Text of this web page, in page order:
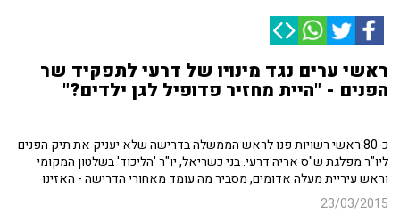
ראשי ערים נגד מינויו של דרעי לתפקיד שר
הפנים - "היית מחזיר פדופיל לגן ילדים?"
כ-80 ראשי רשויות פנו לראש הממשלה בדרישה שלא יעניק את תיק הפנים
ליו"ר מפלגת ש"ס אריה דרעי. בני כשריאל, יו"ר 'הליכוד' בשלטון המקומי
וראש עיריית מעלה אדומים, מסביר מה עומד מאחורי הדרישה - האזינו
23/03/2015